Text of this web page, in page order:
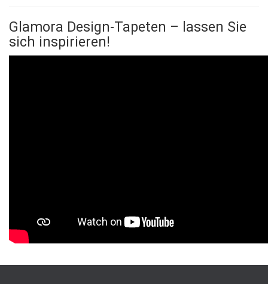
Glamora Design-Tapeten – lassen Sie
sich inspirieren!